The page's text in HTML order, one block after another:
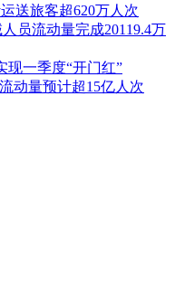
送旅客超620万人次
员流动量完成20119.4万
现一季度“开门红”
动量预计超15亿人次